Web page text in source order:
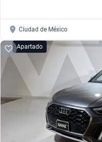
Ciudad de México
Apartado